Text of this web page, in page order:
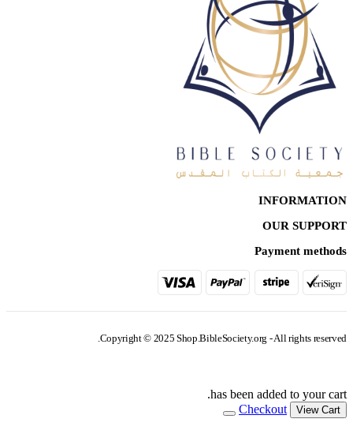
INFORMATION
OUR SUPPORT
Payment methods
Copyright © 2025 Shop.BibleSociety.org - All rights reserved.
has been added to your cart.
View Cart
Checkout